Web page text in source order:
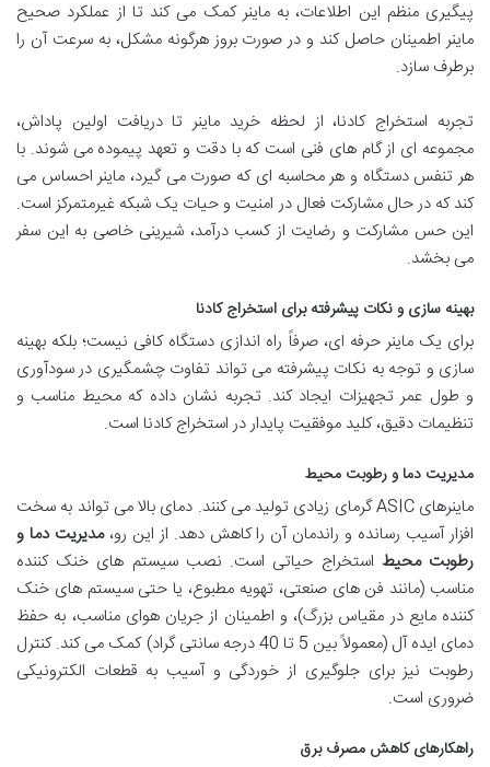
پیگیری منظم این اطلاعات، به ماینر کمک می کند تا از عملکرد صحیح
ماینر اطمینان حاصل کند و در صورت بروز هرگونه مشکل، به سرعت آن را
برطرف سازد.
تجربه استخراج کادنا، از لحظه خرید ماینر تا دریافت اولین پاداش،
مجموعه ای از گام های فنی است که با دقت و تعهد پیموده می شوند. با
هر تنفس دستگاه و هر محاسبه ای که صورت می گیرد، ماینر احساس می
کند که در حال مشارکت فعال در امنیت و حیات یک شبکه غیرمتمرکز است.
این حس مشارکت و رضایت از کسب درآمد، شیرینی خاصی به این سفر
می بخشد.
بهینه سازی و نکات پیشرفته برای استخراج کادنا
برای یک ماینر حرفه ای، صرفاً راه اندازی دستگاه کافی نیست؛ بلکه بهینه
سازی و توجه به نکات پیشرفته می تواند تفاوت چشمگیری در سودآوری
و طول عمر تجهیزات ایجاد کند. تجربه نشان داده که محیط مناسب و
تنظیمات دقیق، کلید موفقیت پایدار در استخراج کادنا است.
مدیریت دما و رطوبت محیط
ماینرهای ASIC گرمای زیادی تولید می کنند. دمای بالا می تواند به سخت
افزار آسیب رسانده و راندمان آن را کاهش دهد. از این رو،مدیریت دما و
رطوبت محیط استخراج حیاتی است. نصب سیستم های خنک کننده
مناسب (مانند فن های صنعتی، تهویه مطبوع، یا حتی سیستم های خنک
کننده مایع در مقیاس بزرگ)، و اطمینان از جریان هوای مناسب، به حفظ
دمای ایده آل (معمولاً بین 5 تا 40 درجه سانتی گراد) کمک می کند. کنترل
رطوبت نیز برای جلوگیری از خوردگی و آسیب به قطعات الکترونیکی
ضروری است.
راهکارهای کاهش مصرف برق